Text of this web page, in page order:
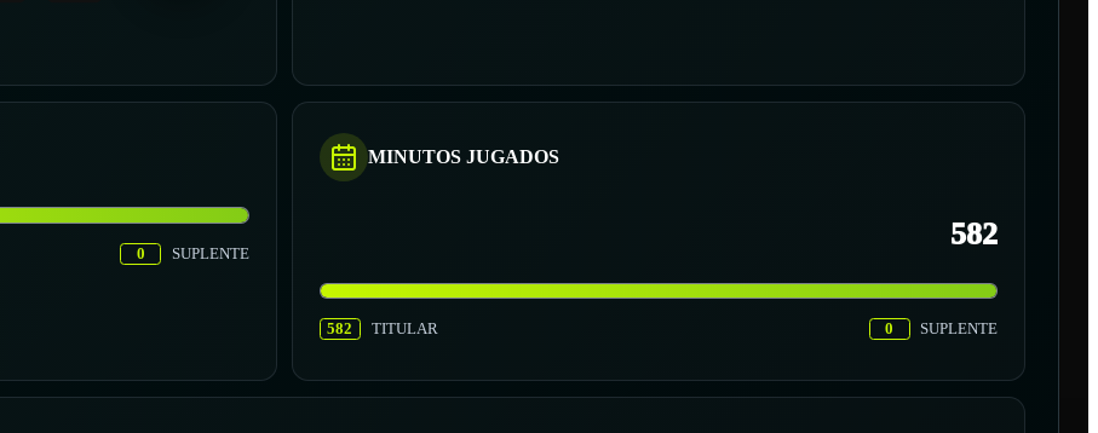
0 SUPLENTE
MINUTOS JUGADOS
582
582 TITULAR 0 SUPLENTE